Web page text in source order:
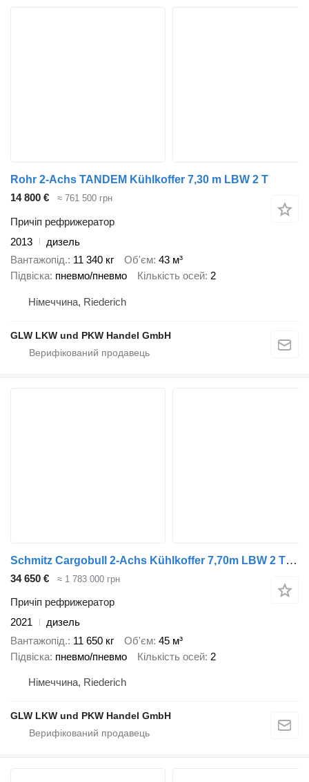
Rohr 2-Achs TANDEM Kühlkoffer 7,30 m LBW 2 T
14 800 €
≈ 761 500 грн
Причіп рефрижератор
2013
дизель
Вантажопід. 11 340 кг Об'єм 43 м³
Підвіска пневмо/пневмо Кількість осей 2
Німеччина, Riederich
GLW LKW und PKW Handel GmbH
Schmitz Cargobull 2-Achs Kühlkoffer 7,70m LBW 2 T*CARRIER 1550
34 650 € ≈ 1 783 000 грн
Причіп рефрижератор
2021
дизель
Вантажопід. 11 650 кг Об'єм 45 м³
Підвіска пневмо/пневмо Кількість осей 2
Німеччина, Riederich
GLW LKW und PKW Handel GmbH